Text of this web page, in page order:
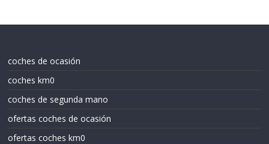
coches de ocasión
coches km0
coches de segunda mano
ofertas coches de ocasión
ofertas coches km0